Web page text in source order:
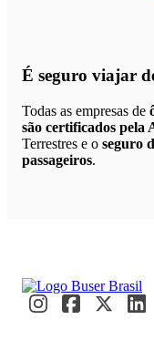
É seguro viajar
Todas as empresas de
são certificados pela
Terrestres e o seguro
passageiros.